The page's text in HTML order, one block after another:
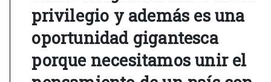
privilegio y además es una
oportunidad gigantesca
porque necesitamos unir el